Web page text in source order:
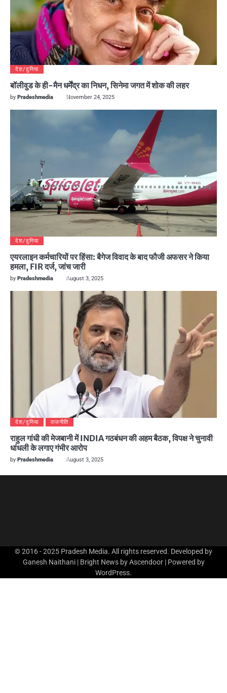
देश/दुनिया
बॉलीवुड के ही-मैन धर्मेंद्र का निधन, सिनेमा जगत में शोक की लहर
by Pradeshmedia November 24, 2025
देश/दुनिया
एयरलाइन कर्मचारियों पर हिंसा: बैगेज विवाद के बाद फौजी अफसर ने किया
हमला, FIR दर्ज, जांच जारी
by Pradeshmedia August 3, 2025
देश/दुनिया राजनीति
राहुल गांधी की मेजबानी में INDIA गठबंधन की अहम बैठक, विपक्ष ने चुनावी
धांधली के लगाए गंभीर आरोप
by Pradeshmedia August 3, 2025
© 2016 - 2025 Pradesh Media. All rights reserved. Developed by
Ganesh Naithani | Bright News byAscendoor| Powered by
WordPress.